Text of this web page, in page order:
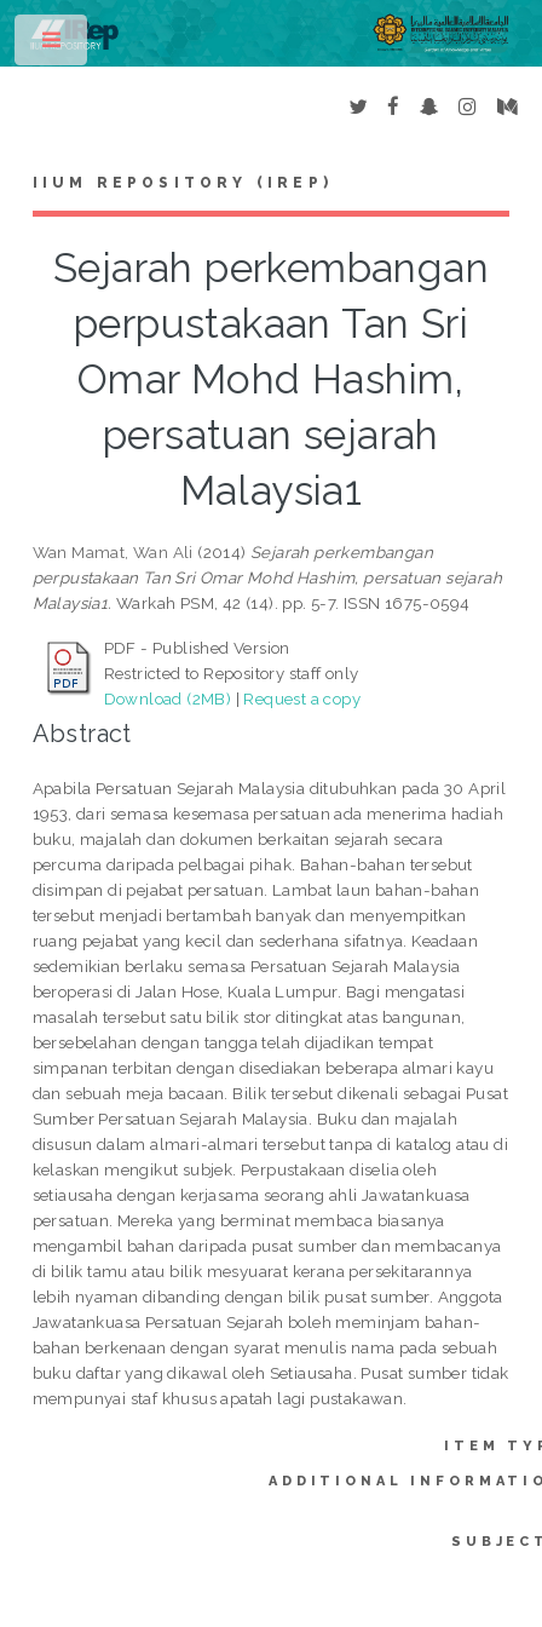
IIUM REPOSITORY (IREP)
Sejarah perkembangan
perpustakaan Tan Sri
Omar Mohd Hashim,
persatuan sejarah
Malaysia1
Wan Mamat, Wan Ali (2014) Sejarah perkembangan
perpustakaan Tan Sri Omar Mohd Hashim, persatuan sejarah
Malaysia1. Warkah PSM, 42 (14). pp. 5-7. ISSN 1675-0594
PDF - Published Version
Restricted to Repository staff only
Download (2MB) | Request a copy
Abstract
Apabila Persatuan Sejarah Malaysia ditubuhkan pada 30 April
1953, dari semasa kesemasa persatuan ada menerima hadiah
buku, majalah dan dokumen berkaitan sejarah secara
percuma daripada pelbagai pihak. Bahan-bahan tersebut
disimpan di pejabat persatuan. Lambat laun bahan-bahan
tersebut menjadi bertambah banyak dan menyempitkan
ruang pejabat yang kecil dan sederhana sifatnya. Keadaan
sedemikian berlaku semasa Persatuan Sejarah Malaysia
beroperasi di Jalan Hose, Kuala Lumpur. Bagi mengatasi
masalah tersebut satu bilik stor ditingkat atas bangunan,
bersebelahan dengan tangga telah dijadikan tempat
simpanan terbitan dengan disediakan beberapa almari kayu
dan sebuah meja bacaan. Bilik tersebut dikenali sebagai Pusat
Sumber Persatuan Sejarah Malaysia. Buku dan majalah
disusun dalam almari-almari tersebut tanpa di katalog atau di
kelaskan mengikut subjek. Perpustakaan diselia oleh
setiausaha dengan kerjasama seorang ahli Jawatankuasa
persatuan. Mereka yang berminat membaca biasanya
mengambil bahan daripada pusat sumber dan membacanya
di bilik tamu atau bilik mesyuarat kerana persekitarannya
lebih nyaman dibanding dengan bilik pusat sumber. Anggota
Jawatankuasa Persatuan Sejarah boleh meminjam bahan-
bahan berkenaan dengan syarat menulis nama pada sebuah
buku daftar yang dikawal oleh Setiausaha. Pusat sumber tidak
mempunyai staf khusus apatah lagi pustakawan.
ITEM
ADDITIONAL
Toggle